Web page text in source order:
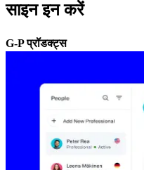
साइन इन करें​​
G-P प्रॉडक्ट्स​​